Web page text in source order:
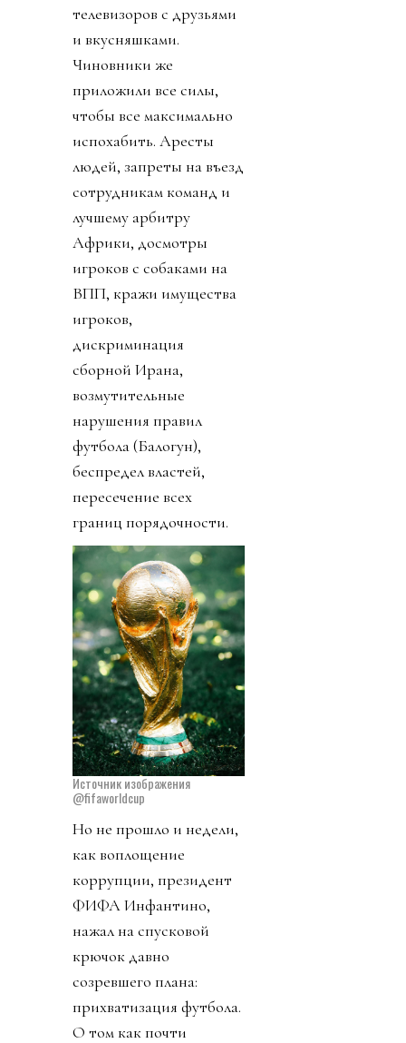
телевизоров с друзьями
и вкусняшками.
Чиновники же
приложили все силы,
чтобы все максимально
испохабить. Аресты
людей, запреты на въезд
сотрудникам команд и
лучшему арбитру
Африки, досмотры
игроков с собаками на
ВПП, кражи имущества
игроков,
дискриминация
сборной Ирана,
возмутительные
нарушения правил
футбола (Балогун),
беспредел властей,
пересечение всех
границ порядочности.
Источник изображения
@fifaworldcup
Но не прошло и недели,
как воплощение
коррупции, президент
ФИФА Инфантино,
нажал на спусковой
крючок давно
созревшего плана:
прихватизация футбола.
О том как почти